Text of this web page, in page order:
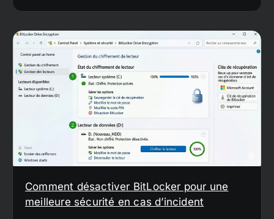
Comment désactiver BitLocker pour une
meilleure sécurité en cas d’incident